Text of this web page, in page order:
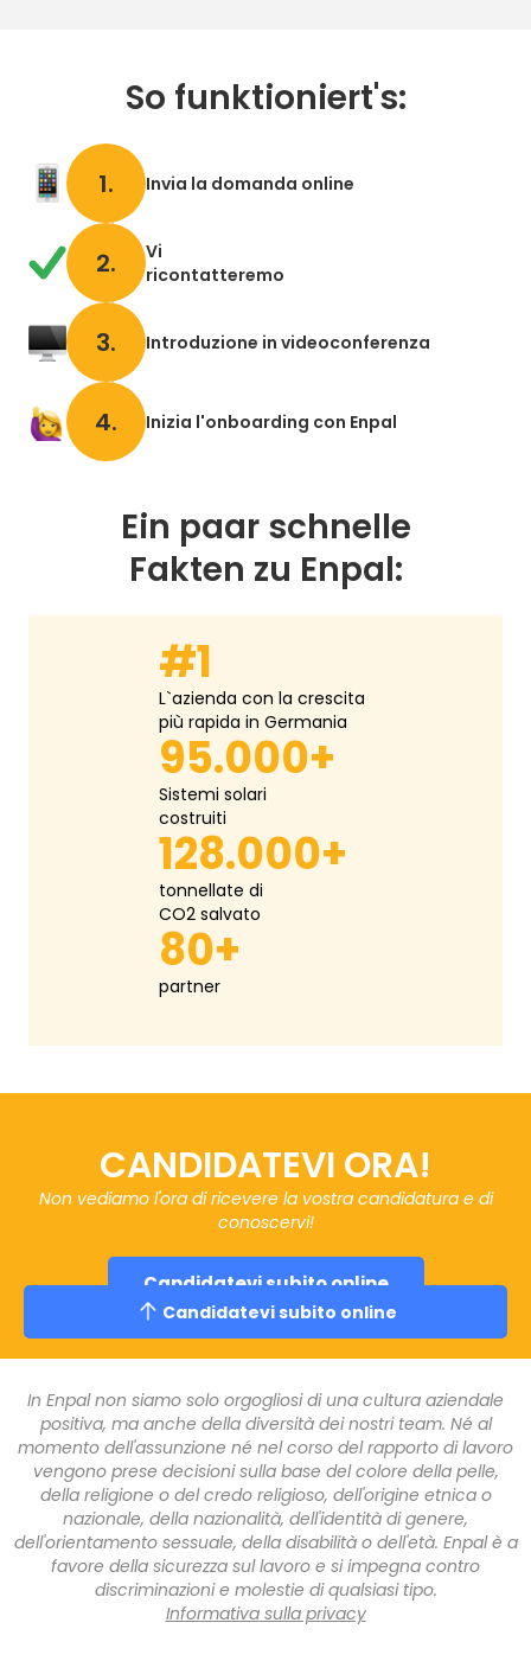
So funktioniert's:
1. Invia la domanda online
2.
Vi
ricontatteremo
3. Introduzione in videoconferenza
4. Inizia l'onboarding con Enpal
Ein paar schnelle
Fakten zu Enpal:
#1
L`azienda con la crescita
più rapida in Germania
95.000+
Sistemi solari
costruiti
128.000+
tonnellate di
CO2 salvato
80+
partner
CANDIDATEVI ORA!
Non vediamo l'ora di ricevere la vostra candidatura e di
conoscervi!
Candidatevi subito online
In Enpal non siamo solo orgogliosi di una cultura aziendale
positiva, ma anche della diversità dei nostri team. Né al
momento dell'assunzione né nel corso del rapporto di lavoro
vengono prese decisioni sulla base del colore della pelle,
della religione o del credo religioso, dell'origine etnica o
nazionale, della nazionalità, dell'identità di genere,
dell'orientamento sessuale, della disabilità o dell'età. Enpal è a
favore della sicurezza sul lavoro e si impegna contro
discriminazioni e molestie di qualsiasi tipo.
Informativa sulla privacy
Candidatevi subito online